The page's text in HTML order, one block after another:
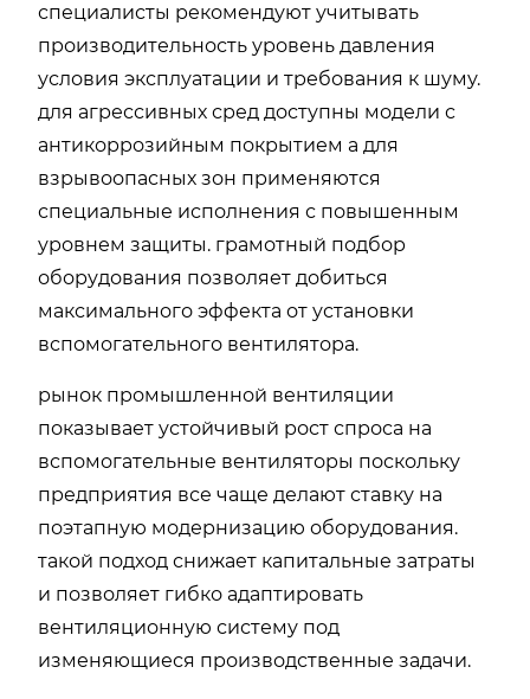
специалисты рекомендуют учитывать
производительность уровень давления
условия эксплуатации и требования к шуму.
для агрессивных сред доступны модели с
антикоррозийным покрытием а для
взрывоопасных зон применяются
специальные исполнения с повышенным
уровнем защиты. грамотный подбор
оборудования позволяет добиться
максимального эффекта от установки
вспомогательного вентилятора.
рынок промышленной вентиляции
показывает устойчивый рост спроса на
вспомогательные вентиляторы поскольку
предприятия все чаще делают ставку на
поэтапную модернизацию оборудования.
такой подход снижает капитальные затраты
и позволяет гибко адаптировать
вентиляционную систему под
изменяющиеся производственные задачи.